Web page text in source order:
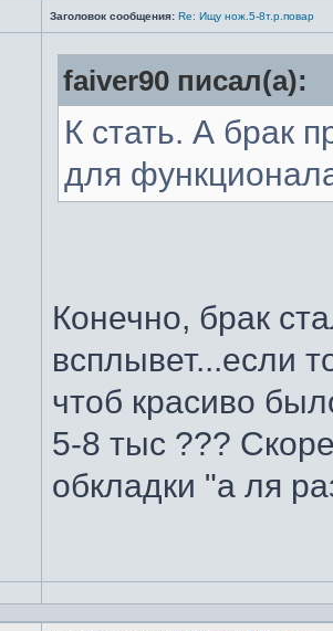
Заголовок сообщения: Re: Ищу нож.5-8т.р.повар
faiver90 писал(а):
К стать. А брак
для
Конечно, брак
всплывет...если
чтоб красиво
5-8 тыс ???
обкладки "а ля